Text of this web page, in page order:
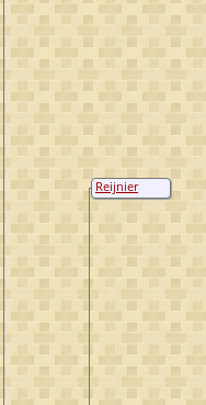
Reijnier
Craeyvanger